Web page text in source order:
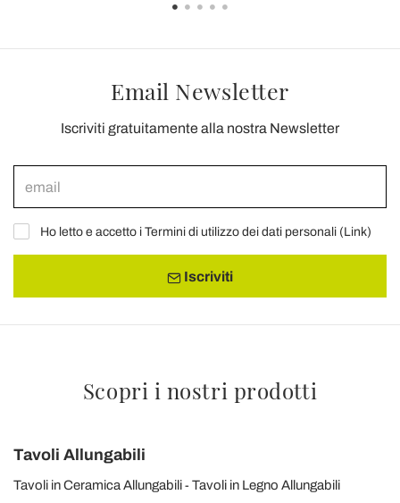
Email Newsletter
Iscriviti gratuitamente alla nostra Newsletter
Ho letto e accetto i Termini di utilizzo dei dati personali (Link)
Iscriviti
Scopri i nostri prodotti
Tavoli Allungabili
Tavoli in Ceramica Allungabili
Tavoli in Legno Allungabili